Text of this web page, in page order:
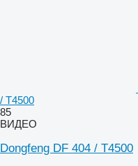
/ T4500
85
ВИДЕО
Dongfeng DF 404 / T4500